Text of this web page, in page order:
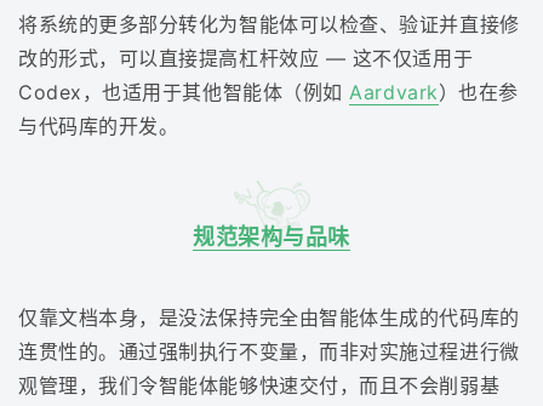
将系统的更多部分转化为智能体可以检查、验证并直接修
改的形式，可以直接提高杠杆效应 — 这不仅适用于
Codex，也适用于其他智能体（例如Aardvark）也在参
与代码库的开发。
规范架构与品味
仅靠文档本身，是没法保持完全由智能体生成的代码库的
连贯性的。通过强制执行不变量，而非对实施过程进行微
观管理，我们令智能体能够快速交付，而且不会削弱基